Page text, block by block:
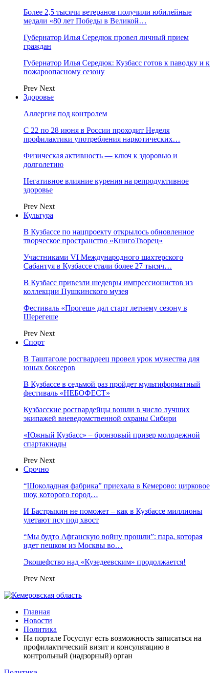
Более 2,5 тысячи ветеранов получили юбилейные
медали «80 лет Победы в Великой…
Губернатор Илья Середюк провел личный прием
граждан
Губернатор Илья Середюк: Кузбасс готов к паводку и к
пожароопасному сезону
Prev Next
Здоровье
Аллергия под контролем
С 22 по 28 июня в России проходит Неделя
профилактики употребления наркотических…
Физическая активность — ключ к здоровью и
долголетию
Негативное влияние курения на репродуктивное
здоровье
Prev Next
Культура
В Кузбассе по нацпроекту открылось обновленное
творческое пространство «КнигоТворец»
Участниками VI Международного шахтерского
Сабантуя в Кузбассе стали более 27 тысяч…
В Кузбасс привезли шедевры импрессионистов из
коллекции Пушкинского музея
Фестиваль «Прогеш» дал старт летнему сезону в
Шерегеше
Prev Next
Спорт
В Таштаголе росгвардеец провел урок мужества для
юных боксеров
В Кузбассе в седьмой раз пройдет мультиформатный
фестиваль «НЕБОФЕСТ»
Кузбасские росгвардейцы вошли в число лучших
экипажей вневедомственной охраны Сибири
«Южный Кузбасс» – бронзовый призер молодежной
спартакиады
Prev Next
Срочно
“Шоколадная фабрика” приехала в Кемерово: цирковое
шоу, которого город…
И Бастрыкин не поможет – как в Кузбассе миллионы
улетают псу под хвост
“Мы будто Афганскую войну прошли”: пара, которая
идет пешком из Москвы во…
Экошефство над «Кузедеевским» продолжается!
Prev Next
Главная
Новости
Политика
На портале Госуслуг есть возможность записаться на
профилактический визит и консультацию в
контрольный (надзорный) орган